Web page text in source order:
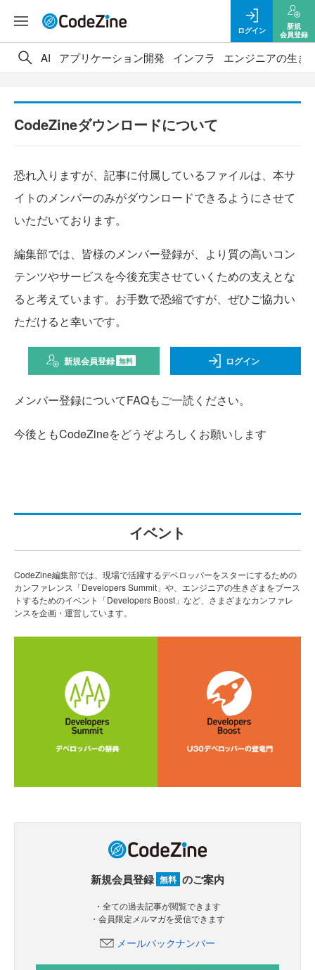
ログイン
新規
会員登録
AI アプリケーション開発 インフラ エンジニアの生き
CodeZineダウンロードについて
恐れ入りますが、記事に付属しているファイルは、本サ
イトのメンバーのみがダウンロードできるようにさせて
いただいております。
編集部では、皆様のメンバー登録が、より質の高いコン
テンツやサービスを今後充実させていくための支えとな
ると考えています。お手数で恐縮ですが、ぜひご協力い
ただけると幸いです。
新規会員登録 無料 ログイン
メンバー登録についてFAQもご一読ください。
今後ともCodeZineをどうぞよろしくお願いします
イベント
CodeZine編集部では、現場で活躍するデベロッパーをスターにするための
カンファレンス「Developers Summit」や、エンジニアの生きざまをブース
トするためのイベント「Developers Boost」など、さまざまなカンファレ
ンスを企画・運営しています。
新規会員登録 無料 のご案内
・全ての過去記事が閲覧できます
・会員限定メルマガを受信できます
メールバックナンバー